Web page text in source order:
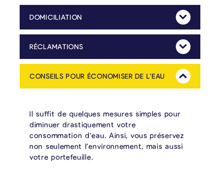
DOMICILIATION Mehr
RÉCLAMATIONS Mehr
CONSEILS POUR ÉCONOMISER DE L’EAU Mehr
Il suffit de quelques mesures simples pour
diminuer drastiquement votre
consommation d’eau. Ainsi, vous préservez
non seulement l’environnement, mais aussi
votre portefeuille.